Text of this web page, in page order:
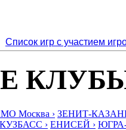
Список игр с участием
Москва › ЗЕНИТ-
КУЗБАСС › ЕНИСЕЙ ›